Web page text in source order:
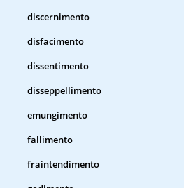
discernimento
disfacimento
dissentimento
disseppellimento
emungimento
fallimento
fraintendimento